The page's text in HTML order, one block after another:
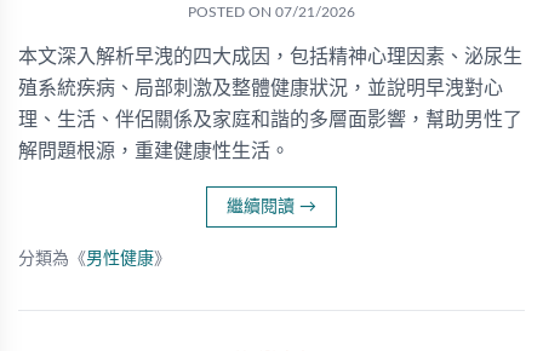
POSTED ON 07/21/2026
本文深入解析早洩的四大成因，包括精神心理因素、泌尿生
殖系統疾病、局部刺激及整體健康狀況，並說明早洩對心
理、生活、伴侶關係及家庭和諧的多層面影響，幫助男性了
解問題根源，重建健康性生活。
繼續閱讀 →
分類為《男性健康》